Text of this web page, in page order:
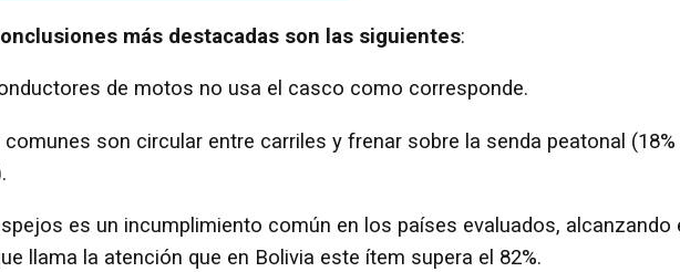
más destacadas son las siguientes:
de motos no usa el casco como corresponde.
son circular entre carriles y frenar sobre la senda peatonal (18%
es un incumplimiento común en los países evaluados, alcanzando
llama la atención que en Bolivia este ítem supera el 82%.